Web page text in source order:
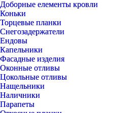
Доборные елементы кровли
Коньки
Торцевые планки
Снегозадержатели
Ендовы
Капельники
Фасадные изделия
Оконные отливы
Цокольные отливы
Нащельники
Наличники
Парапеты